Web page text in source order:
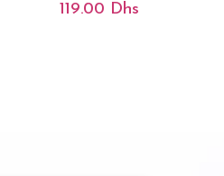
119.00 Dhs